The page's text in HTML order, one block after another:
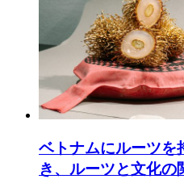
ベトナムにルーツを
き、ルーツと文化